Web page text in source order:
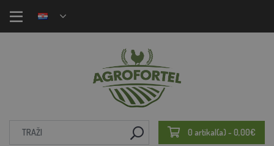
0 artikal(a) - 0,00€